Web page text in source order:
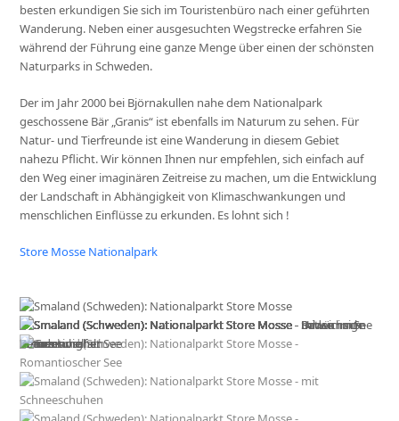
besten erkundigen Sie sich im Touristenbüro nach einer geführten
Wanderung. Neben einer ausgesuchten Wegstrecke erfahren Sie
während der Führung eine ganze Menge über einen der schönsten
Naturparks in Schweden.
Der im Jahr 2000 bei Björnakullen nahe dem Nationalpark
geschossene Bär „Granis“ ist ebenfalls im Naturum zu sehen. Für
Natur- und Tierfreunde ist eine Wanderung in diesem Gebiet
nahezu Pflicht. Wir können Ihnen nur empfehlen, sich einfach auf
den Weg einer imaginären Zeitreise zu machen, um die Entwicklung
der Landschaft in Abhängigkeit von Klimaschwankungen und
menschlichen Einflüsse zu erkunden. Es lohnt sich !
Store Mosse Nationalpark